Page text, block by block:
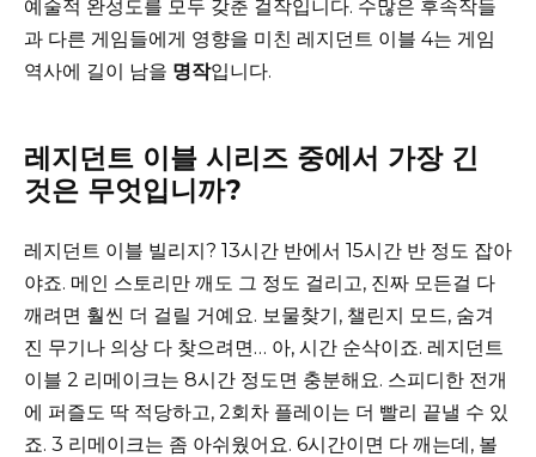
예술적 완성도를 모두 갖춘 걸작입니다. 수많은 후속작들
과 다른 게임들에게 영향을 미친 레지던트 이블 4는 게임
역사에 길이 남을 명작입니다.
레지던트 이블 시리즈 중에서 가장 긴
것은 무엇입니까?
레지던트 이블 빌리지? 13시간 반에서 15시간 반 정도 잡아
야죠. 메인 스토리만 깨도 그 정도 걸리고, 진짜 모든걸 다
깨려면 훨씬 더 걸릴 거예요. 보물찾기, 챌린지 모드, 숨겨
진 무기나 의상 다 찾으려면… 아, 시간 순삭이죠. 레지던트
이블 2 리메이크는 8시간 정도면 충분해요. 스피디한 전개
에 퍼즐도 딱 적당하고, 2회차 플레이는 더 빨리 끝낼 수 있
죠. 3 리메이크는 좀 아쉬웠어요. 6시간이면 다 깨는데, 볼